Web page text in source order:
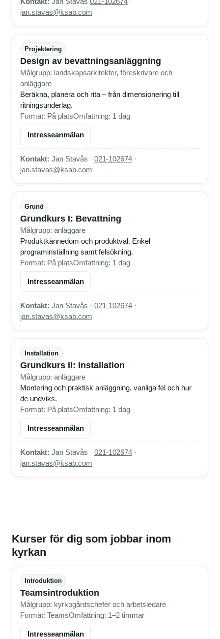
jan.stavas@ksab.com
Projektering
Design av bevattningsanläggning
Målgrupp: landskapsarkitekter, föreskrivare och
anläggare
Beräkna, planera och rita – från dimensionering till
ritningsunderlag.
Format: På platsOmfattning: 1 dag
Intresseanmälan
Kontakt: Jan Stavås · 021-102674 ·
jan.stavas@ksab.com
Grund
Grundkurs I: Bevattning
Målgrupp: anläggare
Produktkännedom och produktval. Enkel
programinställning samt felsökning.
Format: På platsOmfattning: 1 dag
Intresseanmälan
Kontakt: Jan Stavås · 021-102674 ·
jan.stavas@ksab.com
Installation
Grundkurs II: Installation
Målgrupp: anläggare
Montering och praktisk anläggning, vanliga fel och hur
de undviks.
Format: På platsOmfattning: 1 dag
Intresseanmälan
Kontakt: Jan Stavås · 021-102674 ·
jan.stavas@ksab.com
Kurser för dig som jobbar inom
kyrkan
Introduktion
Teamsintroduktion
Målgrupp: kyrkogårdschefer och arbetsledare
Format: TeamsOmfattning: 1–2 timmar
Intresseanmälan